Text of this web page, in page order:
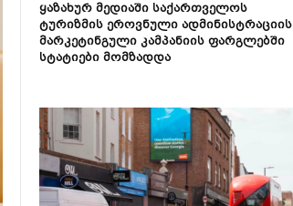
ყაზახურ მედიაში საქართველოს
ტურიზმის ეროვნული ადმინისტრაციის
მარკეტინგული კამპანიის ფარგლებში
სტატიები მომზადდა